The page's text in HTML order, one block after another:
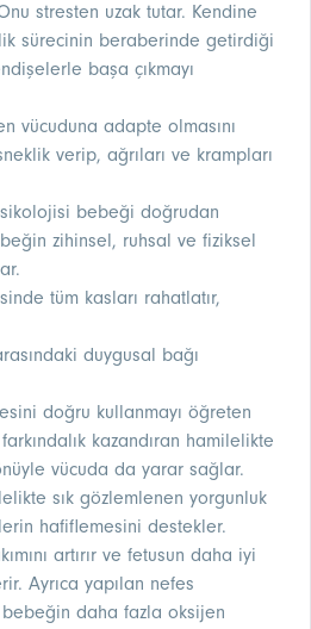
stresten uzak tutar. Kendine
sürecinin beraberinde getirdiği
başa çıkmayı
vücuduna adapte olmasını
verip, ağrıları ve krampları
bebeği doğrudan
zihinsel, ruhsal ve fiziksel
tüm kasları rahatlatır,
duygusal bağı
doğru kullanmayı öğreten
kazandıran hamilelikte
vücuda da yarar sağlar.
sık gözlemlenen yorgunluk
hafiflemesini destekler.
artırır ve fetusun daha iyi
Ayrıca yapılan nefes
bebeğin daha fazla oksijen